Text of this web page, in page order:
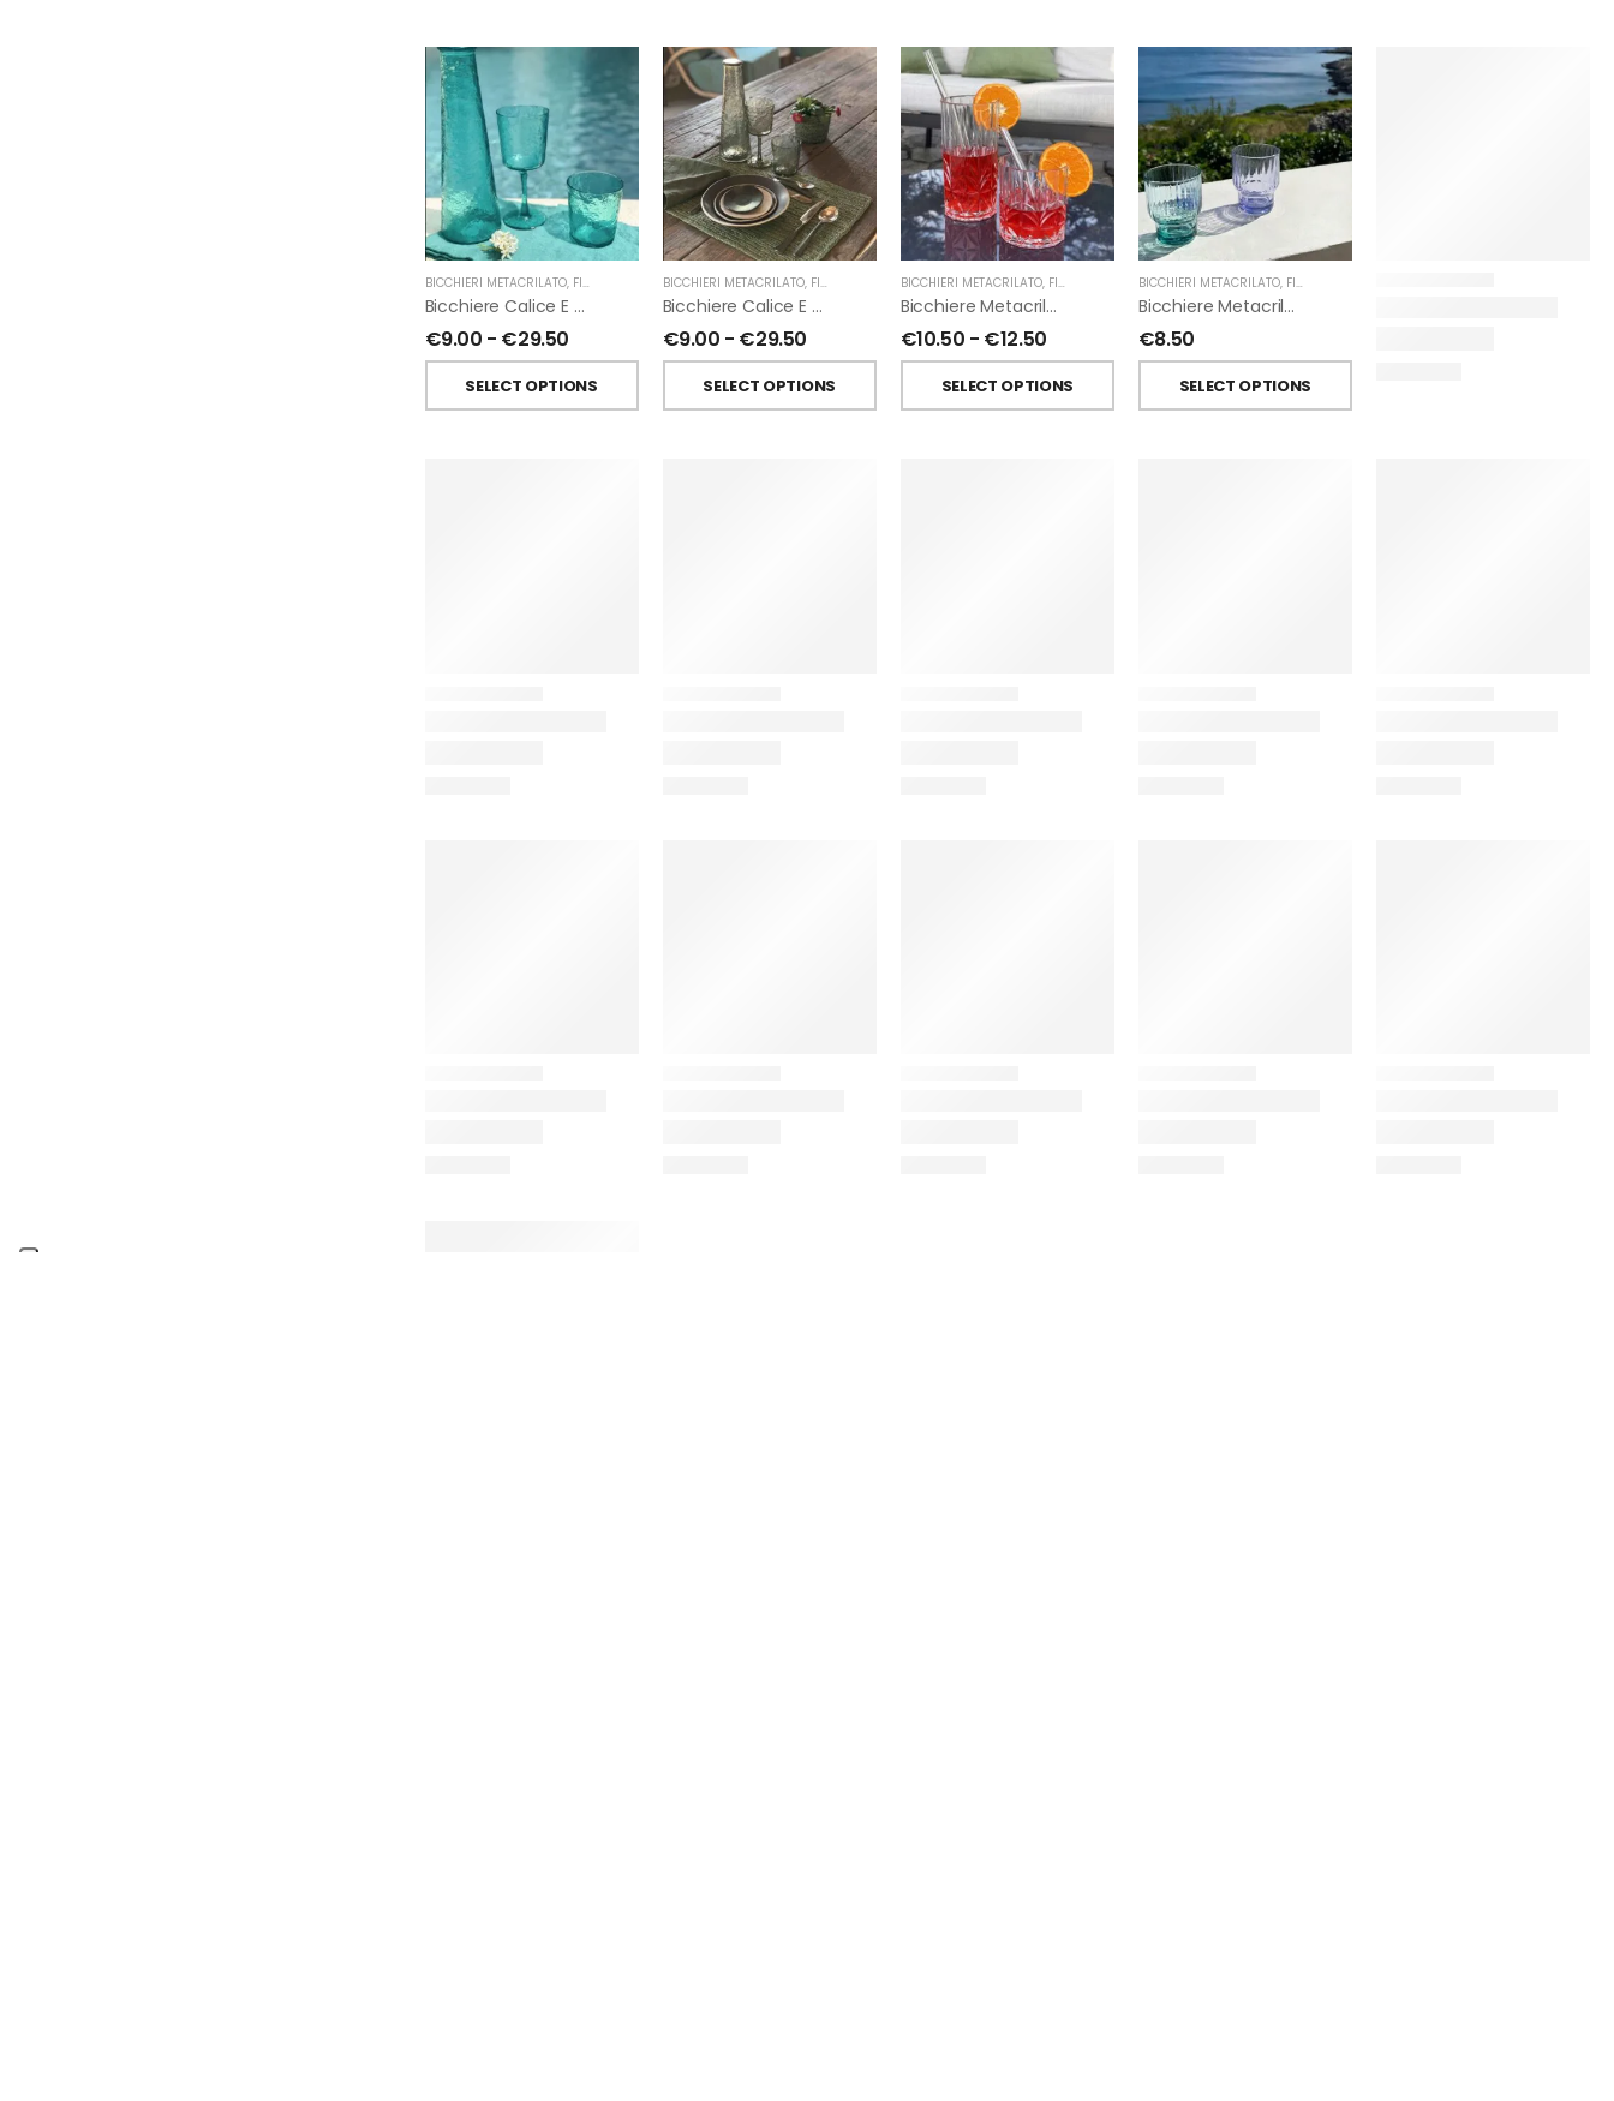
BICCHIERI METACRILATO, FIORIRA' UN GIARDINO
Bicchiere Calice E Bottiglia Metacrilati Effetto Martellato Turchese Di Fiorirà Un Giardino
€9.00 - €29.50
SELECT OPTIONS
BICCHIERI METACRILATO, FIORIRA' UN GIARDINO
Bicchiere Calice E Bottiglia Metacrilati Effetto Martellato Verde Di Fiorirà Un Giardino
€9.00 - €29.50
SELECT OPTIONS
BICCHIERI METACRILATO, FIORIRA' UN GIARDINO
Bicchiere Metacrilato Diamante Di Fiorirà Un Giardino
€10.50 - €12.50
SELECT OPTIONS
BICCHIERI METACRILATO, FIORIRA' UN GIARDINO
Bicchiere Metacrilato Righe Impilabile Di Fiorirà Un Giardino
€8.50
SELECT OPTIONS